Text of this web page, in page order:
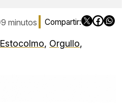
9 minutos
Estocolmo, Orgullo,